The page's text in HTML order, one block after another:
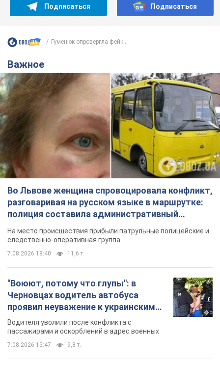
Подписаться Подписаться
Гуменюк опровергла фейк...
Важное
Во Львове женщина спровоцировала конфликт,
разговаривая на русском языке в маршрутке:
полиция составила административный
протокол. Видео
На место происшествия прибыли патрульные полицейские и
следственно-оперативная группа
7.08.2026 18:40 11,6 т.
"Воюют, потому что глупы": в
Черновцах водитель автобуса
проявил неуважение к украинским
военным и поплатился за это.
Видео
Водителя уволили после конфликта с
пассажирами и оскорблений в адрес военных
7.08.2026 15:47 9,8 т.